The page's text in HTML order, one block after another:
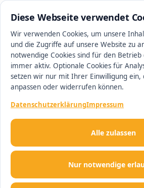
Diese Webseite verwendet
Wir verwenden Cookies, um unsere
und die Zugriffe auf unsere Website zu
notwendige Cookies sind für den
immer aktiv. Optionale Cookies für
setzen wir nur mit Ihrer Einwilligung ein,
anpassen oder widerrufen können.
DatenschutzerklärungImpressum
Nur notwendige
Alle zulassen